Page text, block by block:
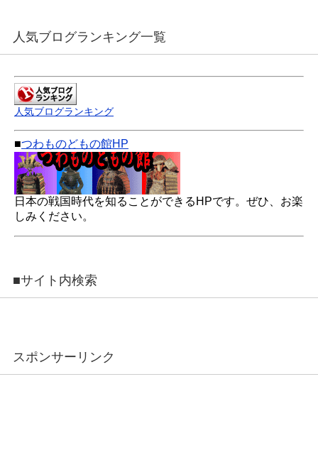
人気ブログランキング一覧
人気ブログランキング
■つわものどもの館HP
日本の戦国時代を知ることができるHPです。ぜひ、お楽
しみください。
■サイト内検索
スポンサーリンク